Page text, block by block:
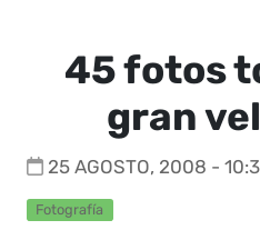
45 fotos
gran
25 AGOSTO, 2008 -
Fotografía